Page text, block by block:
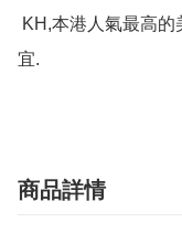
宜.
商品詳情